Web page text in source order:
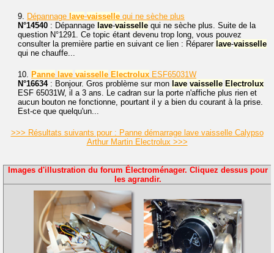
9. Dépannage lave-vaisselle qui ne sèche plus
N°14540 : Dépannage lave-vaisselle qui ne sèche plus. Suite de la
question N°1291. Ce topic étant devenu trop long, vous pouvez
consulter la première partie en suivant ce lien : Réparer lave-vaisselle
qui ne chauffe...
10. Panne lave vaisselle Electrolux ESF65031W
N°16634: Bonjour. Gros problème sur mon lave vaisselle Electrolux
ESF 65031W, il a 3 ans. Le cadran sur la porte n'affiche plus rien et
aucun bouton ne fonctionne, pourtant il y a bien du courant à la prise.
Est-ce que quelqu'un...
>>> Résultats suivants pour : Panne démarrage lave vaisselle Calypso
Arthur Martin Electrolux >>>
Images d'illustration du forum Électroménager. Cliquez dessus pour
les agrandir.